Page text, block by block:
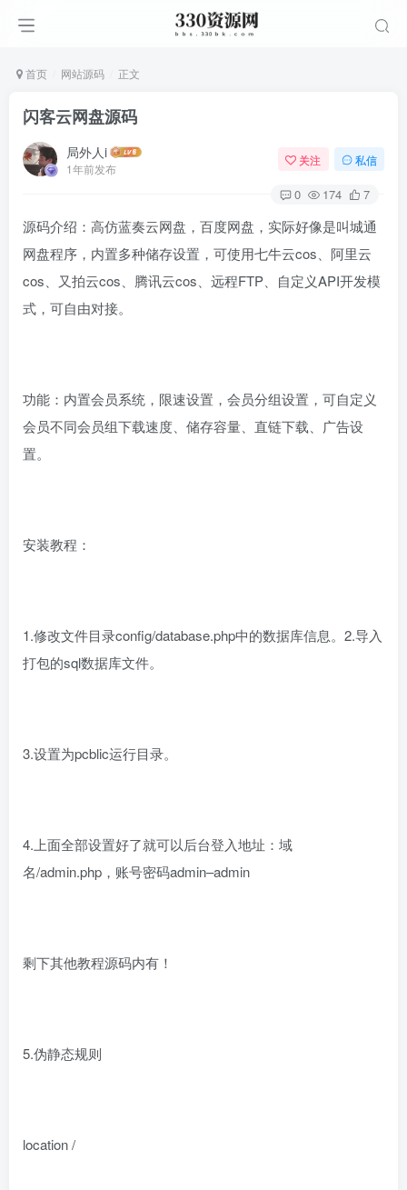
首页 网站源码 正文
闪客云网盘源码
局外人i
1年前发布
关注 私信
0 174 7
源码介绍：高仿蓝奏云网盘，百度网盘，实际好像是叫城通
网盘程序，内置多种储存设置，可使用七牛云cos、阿里云
cos、又拍云cos、腾讯云cos、远程FTP、自定义API开发模
式，可自由对接。
功能：内置会员系统，限速设置，会员分组设置，可自定义
会员不同会员组下载速度、储存容量、直链下载、广告设
置。
安装教程：
1.修改文件目录config/database.php中的数据库信息。2.导入
打包的sql数据库文件。
3.设置为pcblic运行目录。
4.上面全部设置好了就可以后台登入地址：域
名/admin.php，账号密码admin–admin
剩下其他教程源码内有！
5.伪静态规则
location /